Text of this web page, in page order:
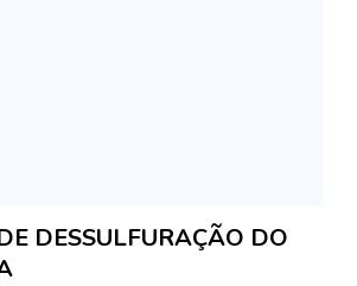
DESSULFURAÇÃO DO